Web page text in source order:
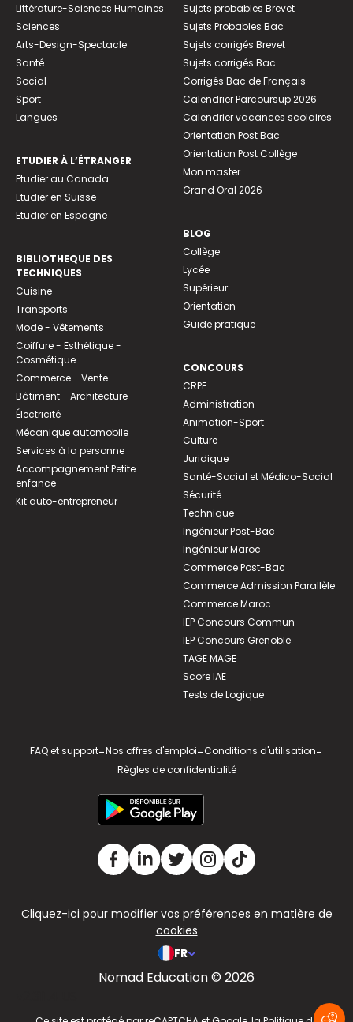
Littérature-Sciences Humaines
Sciences
Arts-Design-Spectacle
Santé
Social
Sport
Langues
ETUDIER À L’ÉTRANGER
Etudier au Canada
Etudier en Suisse
Etudier en Espagne
BIBLIOTHEQUE DES
TECHNIQUES
Cuisine
Transports
Mode - Vêtements
Coiffure - Esthétique -
Cosmétique
Commerce - Vente
Bâtiment - Architecture
Électricité
Mécanique automobile
Services à la personne
Accompagnement Petite
enfance
Kit auto-entrepreneur
Sujets probables Brevet
Sujets Probables Bac
Sujets corrigés Brevet
Sujets corrigés Bac
Corrigés Bac de Français
Calendrier Parcoursup 2026
Calendrier vacances scolaires
Orientation Post Bac
Orientation Post Collège
Mon master
Grand Oral 2026
BLOG
Collège
Lycée
Supérieur
Orientation
Guide pratique
CONCOURS
CRPE
Administration
Animation-Sport
Culture
Juridique
Santé-Social et Médico-Social
Sécurité
Technique
Ingénieur Post-Bac
Ingénieur Maroc
Commerce Post-Bac
Commerce Admission Parallèle
Commerce Maroc
IEP Concours Commun
IEP Concours Grenoble
TAGE MAGE
Score IAE
Tests de Logique
FAQ et support-Nos offres d'emploi-Conditions d'utilisation-
Règles de confidentialité
Cliquez-ici pour modifier vos préférences en matière de
cookies
FR
Nomad Education © 2026